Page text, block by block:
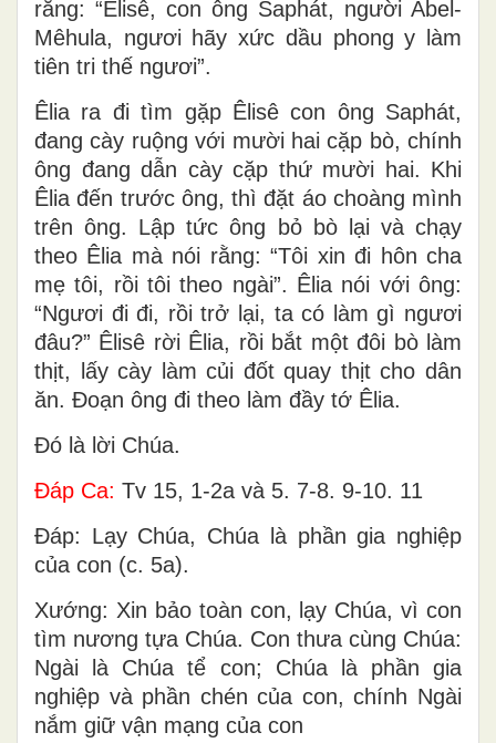
rằng: “Êlisê, con ông Saphát, người Abel-
Mêhula, ngươi hãy xức dầu phong y làm
tiên tri thế ngươi”.
Êlia ra đi tìm gặp Êlisê con ông Saphát,
đang cày ruộng với mười hai cặp bò, chính
ông đang dẫn cày cặp thứ mười hai. Khi
Êlia đến trước ông, thì đặt áo choàng mình
trên ông. Lập tức ông bỏ bò lại và chạy
theo Êlia mà nói rằng: “Tôi xin đi hôn cha
mẹ tôi, rồi tôi theo ngài”. Êlia nói với ông:
“Ngươi đi đi, rồi trở lại, ta có làm gì ngươi
đâu?” Êlisê rời Êlia, rồi bắt một đôi bò làm
thịt, lấy cày làm củi đốt quay thịt cho dân
ăn. Ðoạn ông đi theo làm đầy tớ Êlia.
Ðó là lời Chúa.
Ðáp Ca: Tv 15, 1-2a và 5. 7-8. 9-10. 11
Ðáp: Lạy Chúa, Chúa là phần gia nghiệp
của con (c. 5a).
Xướng: Xin bảo toàn con, lạy Chúa, vì con
tìm nương tựa Chúa. Con thưa cùng Chúa:
Ngài là Chúa tể con; Chúa là phần gia
nghiệp và phần chén của con, chính Ngài
nắm giữ vận mạng của con